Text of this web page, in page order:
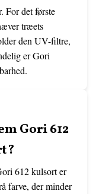
For det første
træets
den UV-filtre,
er Gori
Gori 612
612 kulsort er
farve, der minder